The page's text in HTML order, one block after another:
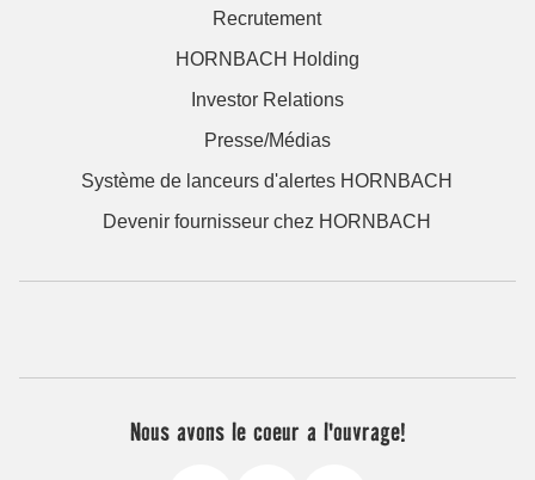
Recrutement
HORNBACH Holding
Investor Relations
Presse/Médias
Système de lanceurs d'alertes HORNBACH
Devenir fournisseur chez HORNBACH
Nous avons le coeur a l'ouvrage!